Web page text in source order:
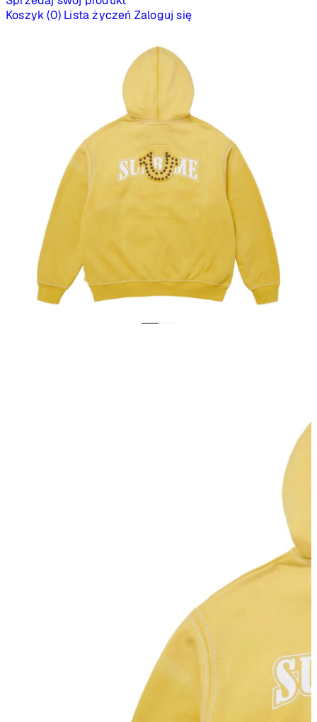
Koszyk (0) Lista życzeń Zaloguj się